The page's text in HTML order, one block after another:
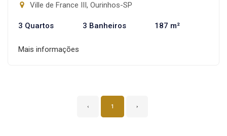
Ville de France III, Ourinhos-SP
3 Quartos 3 Banheiros 187 m²
Mais informações
‹ 1 ›